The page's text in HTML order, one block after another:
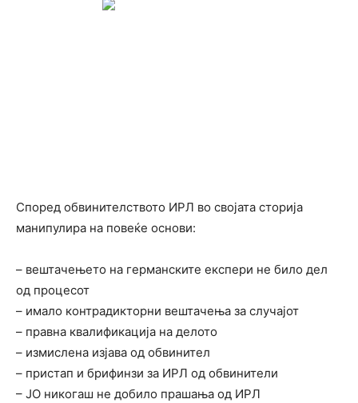
Според обвинителството ИРЛ во својата сторија
манипулира на повеќе основи:
– вештачењето на германските експери не било дел
од процесот
– имало контрадикторни вештачења за случајот
– правна квалификација на делото
– измислена изјава од обвинител
– пристап и брифинзи за ИРЛ од обвинители
– ЈО никогаш не добило прашања од ИРЛ